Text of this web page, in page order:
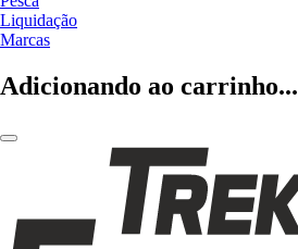
Liquidação
Marcas
Adicionando ao carrinho...